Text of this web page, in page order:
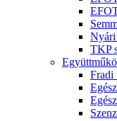
Nyári
TKP
Fradi